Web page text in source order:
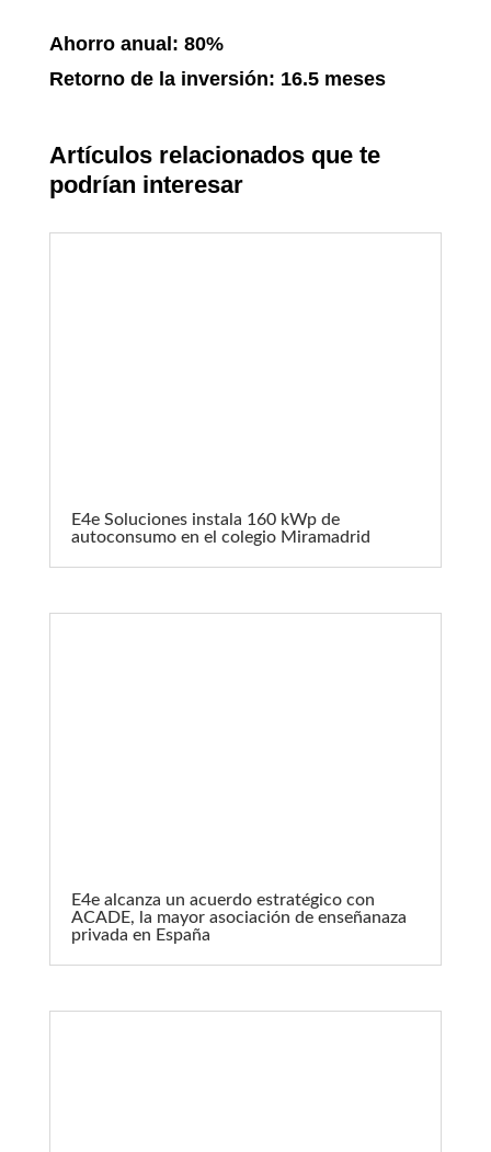
Ahorro anual: 80%
Retorno de la inversión: 16.5 meses
Artículos relacionados que te
podrían interesar
E4e Soluciones instala 160 kWp de
autoconsumo en el colegio Miramadrid
E4e alcanza un acuerdo estratégico con
ACADE, la mayor asociación de enseñanaza
privada en España